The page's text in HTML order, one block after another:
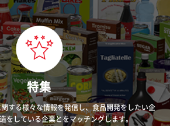
特集
する様々な情報を発信し、食品開発をしたい企
をしている企業とをマッチングします。